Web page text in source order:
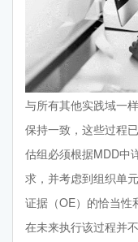
与所有其他实践域一
保持一致，这些过程
估组必须根据MDD中
求，并考虑到组织单
证据（OE）的恰当性
在未来执行该过程并